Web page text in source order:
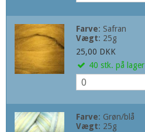
Farve: Safran
Vægt: 25g
25,00 DKK
40 stk. på lager
Farve: Grøn/blå
Vægt: 25g